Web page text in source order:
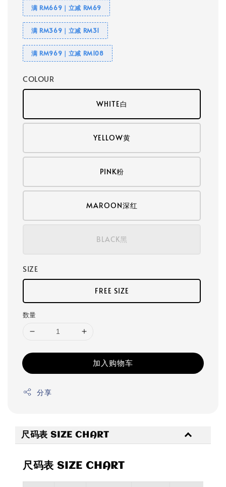
满 RM669｜立减 RM69
满 RM369｜立减 RM31
满 RM969｜立减 RM108
COLOUR
WHITE白
YELLOW黄
PINK粉
MAROON深红
BLACK黑
SIZE
FREE SIZE
数量
加入购物车
分享
尺码表 SIZE CHART
尺码表 SIZE CHART